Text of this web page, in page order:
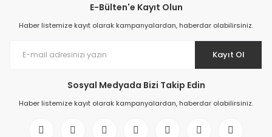
E-Bülten'e Kayıt Olun
Haber listemize kayıt olarak kampanyalardan, haberdar olabilirsiniz.
Kayıt Ol
Sosyal Medyada Bizi Takip Edin
Haber listemize kayıt olarak kampanyalardan, haberdar olabilirsiniz.